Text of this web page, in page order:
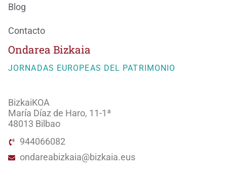
Ondarea Bizkaia
JORNADAS EUROPEAS DEL PATRIMONIO
BizkaiKOA
María Díaz de Haro, 11-1ª
48013 Bilbao
944066082
ondareabizkaia@bizkaia.eus
Blog
Contacto